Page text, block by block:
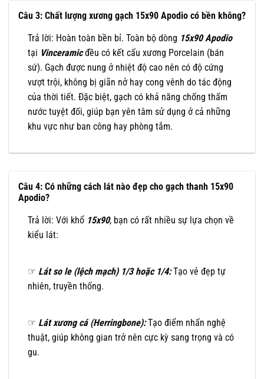
Câu 3: Chất lượng xương gạch 15x90 Apodio có bền không?
Trả lời: Hoàn toàn bền bỉ. Toàn bộ dòng 15x90 Apodio
tại Vinceramicđều có kết cấu xương Porcelain (bán
sứ). Gạch được nung ở nhiệt độ cao nên có độ cứng
vượt trội, không bị giãn nở hay cong vênh do tác động
của thời tiết. Đặc biệt, gạch có khả năng chống thấm
nước tuyệt đối, giúp bạn yên tâm sử dụng ở cả những
khu vực như ban công hay phòng tắm.
Câu 4: Có những cách lát nào đẹp cho gạch thanh 15x90
Apodio?
Trả lời: Với khổ 15x90, bạn có rất nhiều sự lựa chọn về
kiểu lát:
☞ Lát so le (lệch mạch) 1/3 hoặc 1/4:Tạo vẻ đẹp tự
nhiên, truyền thống.
☞ Lát xương cá (Herringbone): Tạo điểm nhấn nghệ
thuật, giúp không gian trở nên cực kỳ sang trọng và có
gu.